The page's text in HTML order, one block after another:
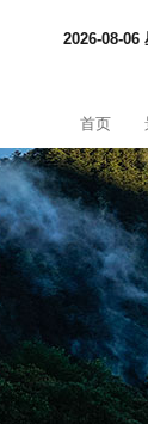
2026-08-06
首页